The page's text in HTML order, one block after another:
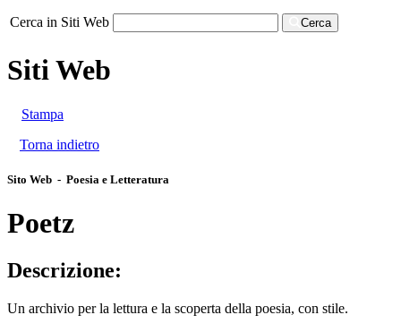
Cerca in Siti Web Cerca
Siti Web
Stampa
Torna indietro
Sito Web - Poesia e Letteratura
Poetz
Descrizione:
Un archivio per la lettura e la scoperta della poesia, con stile.